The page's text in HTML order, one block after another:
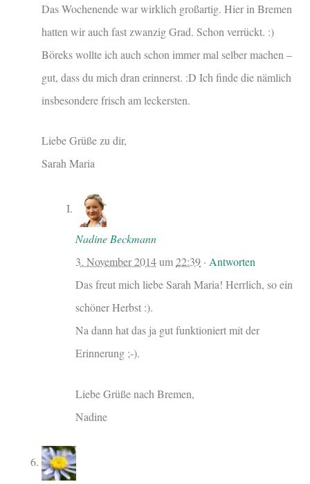
Das Wochenende war wirklich großartig. Hier in Bremen
hatten wir auch fast zwanzig Grad. Schon verrückt. :)
Böreks wollte ich auch schon immer mal selber machen –
gut, dass du mich dran erinnerst. :D Ich finde die nämlich
insbesondere frisch am leckersten.
Liebe Grüße zu dir,
Sarah Maria
Nadine Beckmann
3. November 2014um22:39 ·Antworten
Das freut mich liebe Sarah Maria! Herrlich, so ein
schöner Herbst :).
Na dann hat das ja gut funktioniert mit der
Erinnerung ;-).
Liebe Grüße nach Bremen,
Nadine